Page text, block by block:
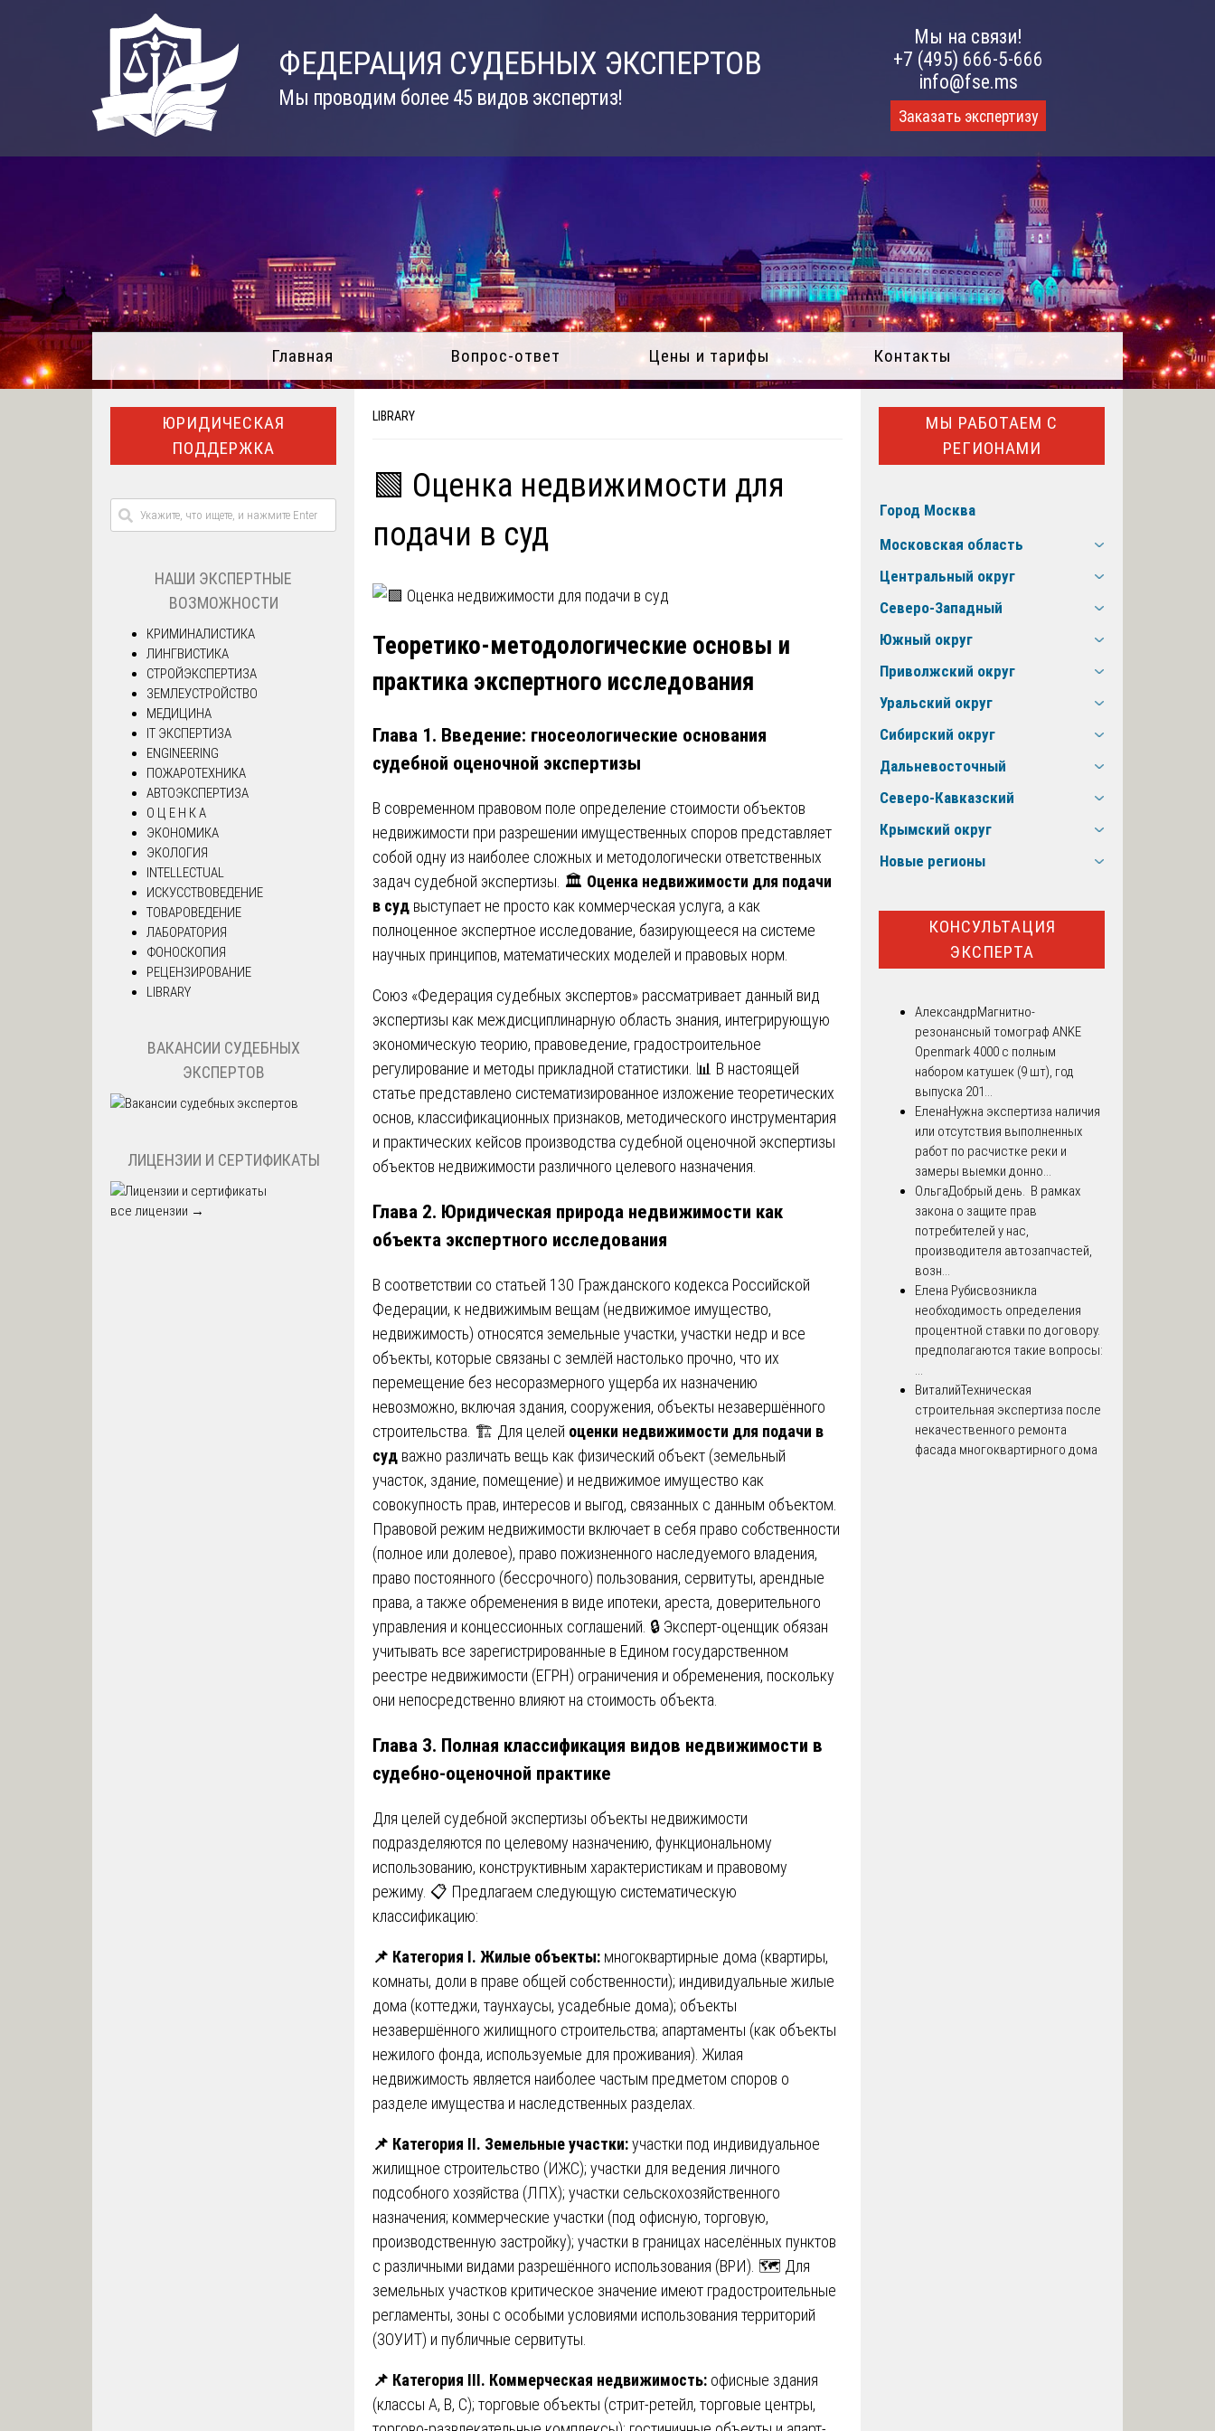
ФЕДЕРАЦИЯ СУДЕБНЫХ ЭКСПЕРТОВ
Мы проводим более 45 видов экспертиз!
Мы на связи!
+7 (495) 666-5-666
info@fse.ms
Заказать экспертизу
Главная Вопрос-ответ Цены и тарифы Контакты
LIBRARY
🟩 Оценка недвижимости для
подачи в суд
Теоретико-методологические основы и
практика экспертного исследования
Глава 1. Введение: гносеологические основания
судебной оценочной экспертизы
В современном правовом поле определение стоимости объектов
недвижимости при разрешении имущественных споров представляет
собой одну из наиболее сложных и методологически ответственных
задач судебной экспертизы. 🏛️ Оценка недвижимости для подачи
в суд выступает не просто как коммерческая услуга, а как
полноценное экспертное исследование, базирующееся на системе
научных принципов, математических моделей и правовых норм.
Союз «Федерация судебных экспертов» рассматривает данный вид
экспертизы как междисциплинарную область знания, интегрирующую
экономическую теорию, правоведение, градостроительное
регулирование и методы прикладной статистики. 📊 В настоящей
статье представлено систематизированное изложение теоретических
основ, классификационных признаков, методического инструментария
и практических кейсов производства судебной оценочной экспертизы
объектов недвижимости различного целевого назначения.
Глава 2. Юридическая природа недвижимости как
объекта экспертного исследования
В соответствии со статьей 130 Гражданского кодекса Российской
Федерации, к недвижимым вещам (недвижимое имущество,
недвижимость) относятся земельные участки, участки недр и все
объекты, которые связаны с землёй настолько прочно, что их
перемещение без несоразмерного ущерба их назначению
невозможно, включая здания, сооружения, объекты незавершённого
строительства. 🏗️ Для целей оценки недвижимости для подачи в
суд важно различать вещь как физический объект (земельный
участок, здание, помещение) и недвижимое имущество как
совокупность прав, интересов и выгод, связанных с данным объектом.
Правовой режим недвижимости включает в себя право собственности
(полное или долевое), право пожизненного наследуемого владения,
право постоянного (бессрочного) пользования, сервитуты, арендные
права, а также обременения в виде ипотеки, ареста, доверительного
управления и концессионных соглашений. 🔒 Эксперт-оценщик обязан
учитывать все зарегистрированные в Едином государственном
реестре недвижимости (ЕГРН) ограничения и обременения, поскольку
они непосредственно влияют на стоимость объекта.
Глава 3. Полная классификация видов недвижимости в
судебно-оценочной практике
Для целей судебной экспертизы объекты недвижимости
подразделяются по целевому назначению, функциональному
использованию, конструктивным характеристикам и правовому
режиму. 📋 Предлагаем следующую систематическую
классификацию:
📌 Категория I. Жилые объекты: многоквартирные дома (квартиры,
комнаты, доли в праве общей собственности); индивидуальные жилые
дома (коттеджи, таунхаусы, усадебные дома); объекты
незавершённого жилищного строительства; апартаменты (как объекты
нежилого фонда, используемые для проживания). Жилая
недвижимость является наиболее частым предметом споров о
разделе имущества и наследственных разделах.
📌 Категория II. Земельные участки:участки под индивидуальное
жилищное строительство (ИЖС); участки для ведения личного
подсобного хозяйства (ЛПХ); участки сельскохозяйственного
назначения; коммерческие участки (под офисную, торговую,
производственную застройку); участки в границах населённых пунктов
с различными видами разрешённого использования (ВРИ). 🗺️ Для
земельных участков критическое значение имеют градостроительные
регламенты, зоны с особыми условиями использования территорий
(ЗОУИТ) и публичные сервитуты.
📌 Категория III. Коммерческая недвижимость: офисные здания
(классы A, B, C); торговые объекты (стрит-ретейл, торговые центры,
ЮРИДИЧЕСКАЯ
ПОДДЕРЖКА
НАШИ ЭКСПЕРТНЫЕ
ВОЗМОЖНОСТИ
КРИМИНАЛИСТИКА
ЛИНГВИСТИКА
СТРОЙЭКСПЕРТИЗА
ЗЕМЛЕУСТРОЙСТВО
МЕДИЦИНА
IT ЭКСПЕРТИЗА
ENGINEERING
ПОЖАРОТЕХНИКА
АВТОЭКСПЕРТИЗА
О Ц Е Н К А
ЭКОНОМИКА
ЭКОЛОГИЯ
INTELLECTUAL
ИСКУССТВОВЕДЕНИЕ
ТОВАРОВЕДЕНИЕ
ЛАБОРАТОРИЯ
ФОНОСКОПИЯ
РЕЦЕНЗИРОВАНИЕ
LIBRARY
ВАКАНСИИ СУДЕБНЫХ
ЭКСПЕРТОВ
ЛИЦЕНЗИИ И СЕРТИФИКАТЫ
все лицензии →
МЫ РАБОТАЕМ С
РЕГИОНАМИ
Город Москва
Московская область
Центральный округ
Северо-Западный
Южный округ
Приволжский округ
Уральский округ
Сибирский округ
Дальневосточный
Северо-Кавказский
Крымский округ
Новые регионы
КОНСУЛЬТАЦИЯ
ЭКСПЕРТА
АлександрМагнитно-
резонансный томограф ANKE
Openmark 4000 с полным
набором катушек (9 шт), год
выпуска 201...
ЕленаНужна экспертиза наличия
или отсутствия выполненных
работ по расчистке реки и
замеры выемки донно...
ОльгаДобрый день. В рамках
закона о защите прав
потребителей у нас,
производителя автозапчастей,
возн...
Елена Рубисвозникла
необходимость определения
процентной ставки по договору.
предполагаются такие вопросы:
...
ВиталийТехническая
строительная экспертиза после
некачественного ремонта
фасада многоквартирного дома